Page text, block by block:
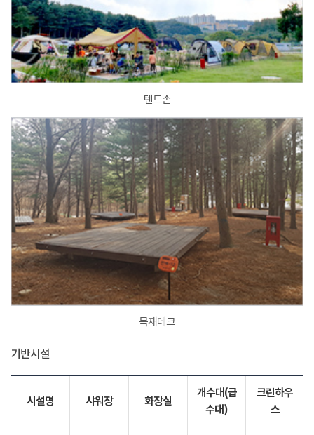
텐트존
목재데크
기반시설
시설명 샤워장 화장실
개수대(급
수대)
크린하우
스